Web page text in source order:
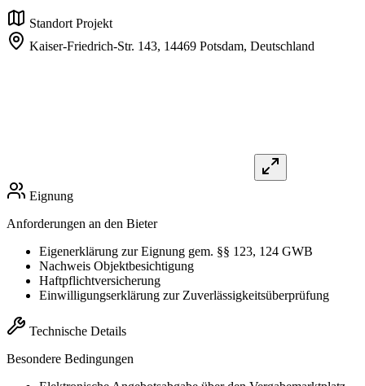
Standort Projekt
Kaiser-Friedrich-Str. 143, 14469 Potsdam, Deutschland
Eignung
Anforderungen an den Bieter
Eigenerklärung zur Eignung gem. §§ 123, 124 GWB
Nachweis Objektbesichtigung
Haftpflichtversicherung
Einwilligungserklärung zur Zuverlässigkeitsüberprüfung
Technische Details
Besondere Bedingungen